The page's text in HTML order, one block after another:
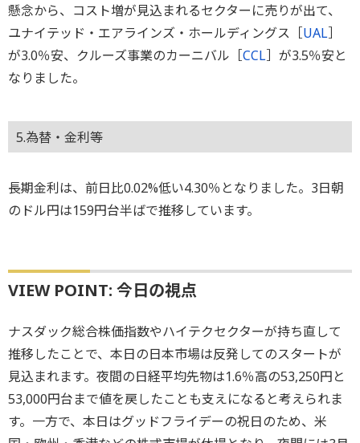
懸念から、コスト増が見込まれるセクターに売りが出て、
ユナイテッド・エアラインズ・ホールディングス［UAL］
が3.0％安、クルーズ事業のカーニバル［CCL］が3.5％安と
なりました。
5.為替・金利等
長期金利は、前日比0.02%低い4.30％となりました。3日朝
のドル円は159円台半ばで推移しています。
VIEW POINT: 今日の視点
ナスダック総合株価指数やハイテクセクターが持ち直して
推移したことで、本日の日本市場は反発してのスタートが
見込まれます。夜間の日経平均先物は1.6％高の53,250円と
53,000円台まで値を戻したことも支えになると考えられま
す。一方で、本日はグッドフライデーの祝日のため、米